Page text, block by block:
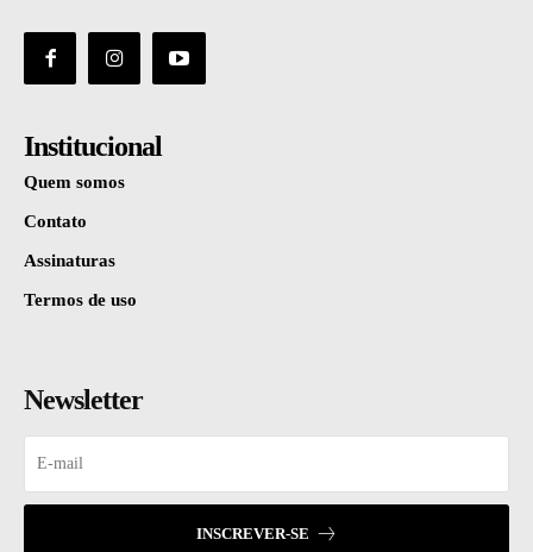
Institucional
Quem somos
Contato
Assinaturas
Termos de uso
Newsletter
INSCREVER-SE